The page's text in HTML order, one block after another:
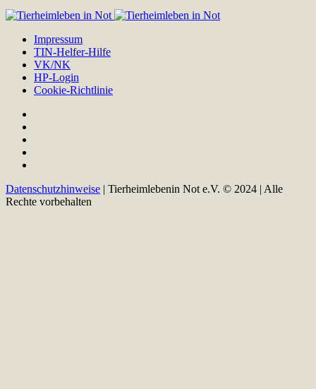
Impressum
TIN-Helfer-Hilfe
VK/NK
HP-Login
Cookie-Richtlinie
Datenschutzhinweise | Tierheimlebenin Not e.V. © 2024 | Alle
Rechte vorbehalten